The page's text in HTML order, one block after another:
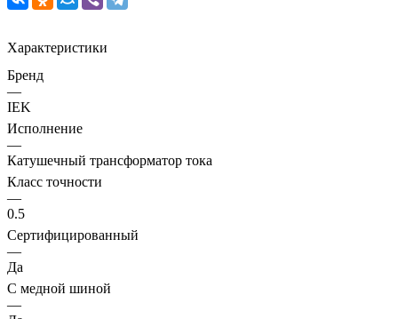
Характеристики
Бренд
—
IEK
Исполнение
—
Катушечный трансформатор тока
Класс точности
—
0.5
Сертифицированный
—
Да
С медной шиной
—